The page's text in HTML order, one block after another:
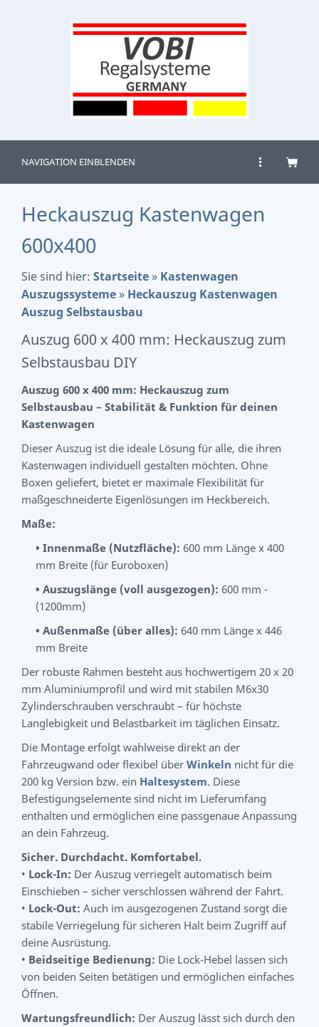
NAVIGATION EINBLENDEN
Heckauszug Kastenwagen
600x400
Sie sind hier: Startseite » Kastenwagen
Auszugssysteme » Heckauszug Kastenwagen
Auszug Selbstausbau
Auszug 600 x 400 mm: Heckauszug zum
Selbstausbau DIY
Auszug 600 x 400 mm: Heckauszug zum
Selbstausbau – Stabilität & Funktion für deinen
Kastenwagen
Dieser Auszug ist die ideale Lösung für alle, die ihren
Kastenwagen individuell gestalten möchten. Ohne
Boxen geliefert, bietet er maximale Flexibilität für
maßgeschneiderte Eigenlösungen im Heckbereich.
Maße:
• Innenmaße (Nutzfläche): 600 mm Länge x 400
mm Breite (für Euroboxen)
• Auszugslänge (voll ausgezogen): 600 mm -
(1200mm)
• Außenmaße (über alles): 640 mm Länge x 446
mm Breite
Der robuste Rahmen besteht aus hochwertigem 20 x 20
mm Aluminiumprofil und wird mit stabilen M6x30
Zylinderschrauben verschraubt – für höchste
Langlebigkeit und Belastbarkeit im täglichen Einsatz.
Die Montage erfolgt wahlweise direkt an der
Fahrzeugwand oder flexibel über Winkeln nicht für die
200 kg Version bzw. ein Haltesystem. Diese
Befestigungselemente sind nicht im Lieferumfang
enthalten und ermöglichen eine passgenaue Anpassung
an dein Fahrzeug.
Sicher. Durchdacht. Komfortabel.
• Lock-In: Der Auszug verriegelt automatisch beim
Einschieben – sicher verschlossen während der Fahrt.
• Lock-Out: Auch im ausgezogenen Zustand sorgt die
stabile Verriegelung für sicheren Halt beim Zugriff auf
deine Ausrüstung.
• Beidseitige Bedienung: Die Lock-Hebel lassen sich
von beiden Seiten betätigen und ermöglichen einfaches
Öffnen.
Wartungsfreundlich: Der Auszug lässt sich durch den